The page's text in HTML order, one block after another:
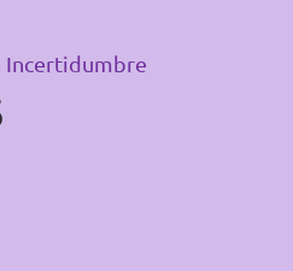
Incertidumbre